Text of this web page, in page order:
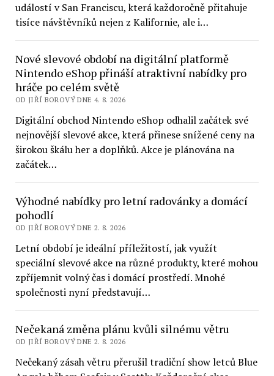
událostí v San Franciscu, která každoročně přitahuje
tisíce návštěvníků nejen z Kalifornie, ale i…
Nové slevové období na digitální platformě
Nintendo eShop přináší atraktivní nabídky pro
hráče po celém světě
OD JIŘÍ BOROVÝ DNE 4. 8. 2026
Digitální obchod Nintendo eShop odhalil začátek své
nejnovější slevové akce, která přinese snížené ceny na
širokou škálu her a doplňků. Akce je plánována na
začátek…
Výhodné nabídky pro letní radovánky a domácí
pohodlí
OD JIŘÍ BOROVÝ DNE 2. 8. 2026
Letní období je ideální příležitostí, jak využít
speciální slevové akce na různé produkty, které mohou
zpříjemnit volný čas i domácí prostředí. Mnohé
společnosti nyní představují…
Nečekaná změna plánu kvůli silnému větru
OD JIŘÍ BOROVÝ DNE 2. 8. 2026
Nečekaný zásah větru přerušil tradiční show letců Blue